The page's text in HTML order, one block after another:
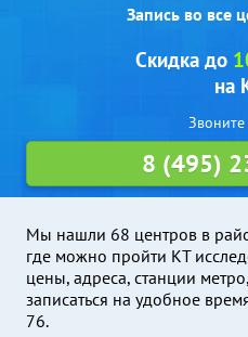
Запись во все
Мы нашли 68 центров в
где можно пройти КТ
цены, адреса, станции
записаться на удобное
76.
Скидка до
на
Звоните
8 (495)